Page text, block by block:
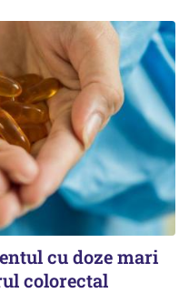
cu doze mari
colorectal